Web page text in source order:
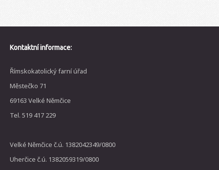
Kontaktní informace:
Římskokatolický farní úřad
Městečko 71
69163 Velké Němčice
Tel. 519 417 229
Velké Němčice č.ú. 1382042349/0800
Uherčice č.ú. 1382059319/0800